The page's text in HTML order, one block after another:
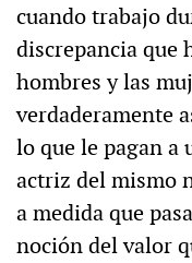
cuando trabajo
discrepancia que
hombres y las
verdaderamente
lo que le pagan a
actriz del mismo
a medida que
noción del valor